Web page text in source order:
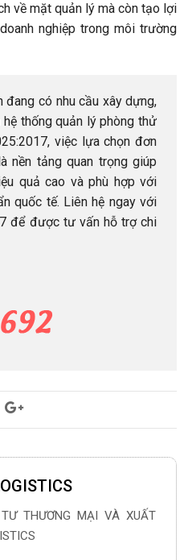
về mặt quản lý mà còn tạo lợi
nghiệp trong môi trường
đang có nhu cầu xây dựng,
thống quản lý phòng thử
việc lựa chọn đơn
nền tảng quan trọng giúp
quả cao và phù hợp với
quốc tế. Liên hệ ngay với
để được tư vấn hỗ trợ chi
THƯƠNG MẠI VÀ XUẤT